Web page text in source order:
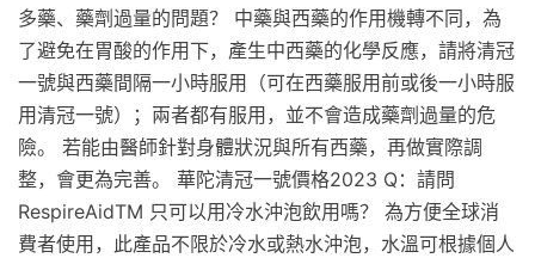
多藥、藥劑過量的問題？ 中藥與西藥的作用機轉不同，為
了避免在胃酸的作用下，產生中西藥的化學反應，請將清冠
一號與西藥間隔一小時服用（可在西藥服用前或後一小時服
用清冠一號）；兩者都有服用，並不會造成藥劑過量的危
險。 若能由醫師針對身體狀況與所有西藥，再做實際調
整，會更為完善。 華陀清冠一號價格2023 Q：請問
RespireAidTM 只可以用冷水沖泡飲用嗎？ 為方便全球消
費者使用，此產品不限於冷水或熱水沖泡，水溫可根據個人